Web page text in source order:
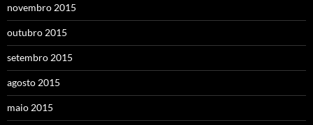
novembro 2015
outubro 2015
setembro 2015
agosto 2015
maio 2015